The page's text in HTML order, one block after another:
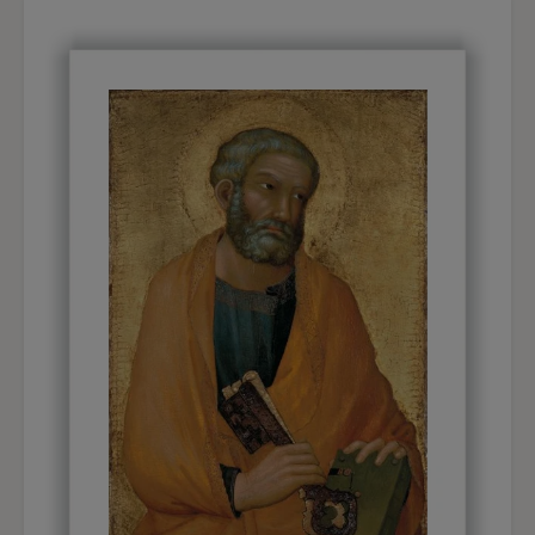
paulatinamente reconstruida a lo largo del siglo
XX: hoy podemos identificar este retablo
disperso como la «tabla muy buena» de Simone
Martini que el escultor florentino Lorenzo
Ghiberti vio por primera vez en 1445 en el
Palazzo Pubblico de Siena. Como ha demostrado
Keith Christiansen en un estudio muy
interesante, esta obra es seguramente la misma
por la que se le pagó al pintor en 1326: fue
ejecutada para la residencia del Capitano del
Popolo y sólo posteriormente -después de
1405- se colocó sobre el altar de la suntuosa
capilla de la Señoría, en el primer piso del
Palazzo Pubblico de Siena, junto a la célebre Sala